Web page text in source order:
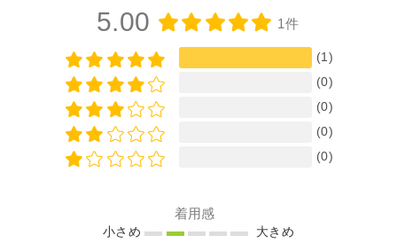
5.00 1件
(1)
(0)
(0)
(0)
(0)
着用感
小さめ 大きめ